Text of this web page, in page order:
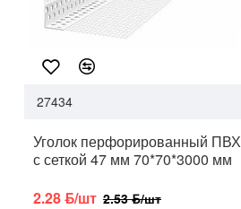
27434
Уголок перфорированный ПВХ
с сеткой 47 мм 70*70*3000 мм
2.28 ƃ/шт 2.53 ƃ/шт